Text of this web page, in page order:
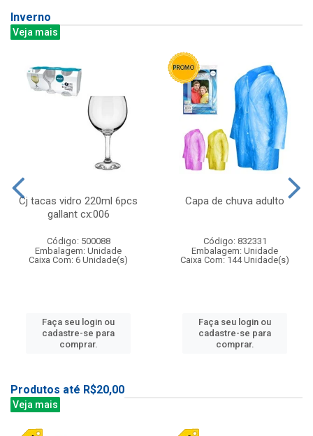
Inverno
Veja mais
Cj tacas vidro 220ml 6pcs
gallant cx:006
Código: 500088
Embalagem: Unidade
Caixa Com: 6 Unidade(s)
Faça seu login ou
cadastre-se para
comprar.
Capa de chuva adulto
Código: 832331
Embalagem: Unidade
Caixa Com: 144 Unidade(s)
Faça seu login ou
cadastre-se para
comprar.
Produtos até R$20,00
Veja mais